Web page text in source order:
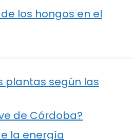
los hongos en el
plantas según las
de Córdoba?
la energía